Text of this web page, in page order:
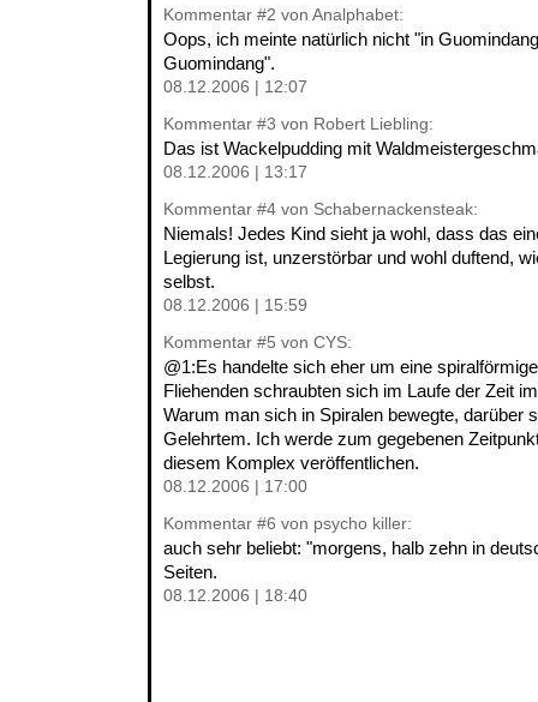
Kommentar #2 von Analphabet:
Oops, ich meinte natürlich nicht "in
Guomindang".
08.12.2006 | 12:07
Kommentar #3 von Robert Liebling:
Das ist Wackelpudding mit
08.12.2006 | 13:17
Kommentar #4 von Schabernackensteak:
Niemals! Jedes Kind sieht ja wohl, dass das
Legierung ist, unzerstörbar und wohl duftend,
selbst.
08.12.2006 | 15:59
Kommentar #5 von CYS:
@1:Es handelte sich eher um eine
Fliehenden schraubten sich im Laufe der Zeit
Warum man sich in Spiralen bewegte, darüber
Gelehrtem. Ich werde zum gegebenen
diesem Komplex veröffentlichen.
08.12.2006 | 17:00
Kommentar #6 von psycho killer:
auch sehr beliebt: "morgens, halb zehn in
Seiten.
08.12.2006 | 18:40